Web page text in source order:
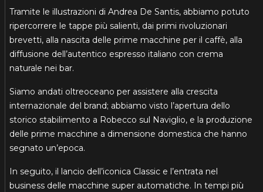
Tramite le illustrazioni di Andrea De Santis, abbiamo potuto
ripercorrere le tappe più salienti, dai primi rivoluzionari
brevetti, alla nascita delle prime macchine per il caffè, alla
diffusione dell’autentico espresso italiano con crema
naturale nei bar.
Siamo andati oltreoceano per assistere alla crescita
internazionale del brand; abbiamo visto l’apertura dello
storico stabilimento a Robecco sul Naviglio, e la produzione
delle prime macchine a dimensione domestica che hanno
segnato un’epoca.
In seguito, il lancio dell’iconica Classic e l’entrata nel
business delle macchine super automatiche. In tempi più